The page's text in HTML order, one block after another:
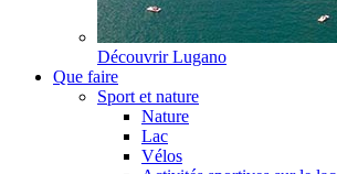
Découvrir Lugano
Que faire
Sport et nature
Nature
Lac
Vélos